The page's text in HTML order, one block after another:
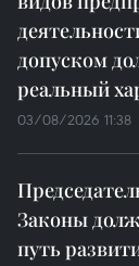
допуском
реальный
03/08/2026 11:38
Законы
путь